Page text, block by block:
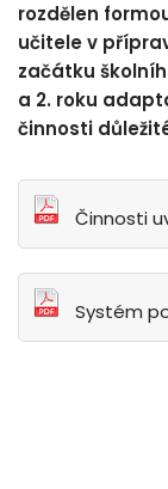
rozdělen
učitele v
začátku
a 2. roku
činnosti
Činnosti
Systém